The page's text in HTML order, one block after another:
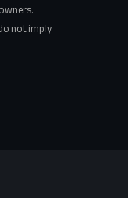
not imply